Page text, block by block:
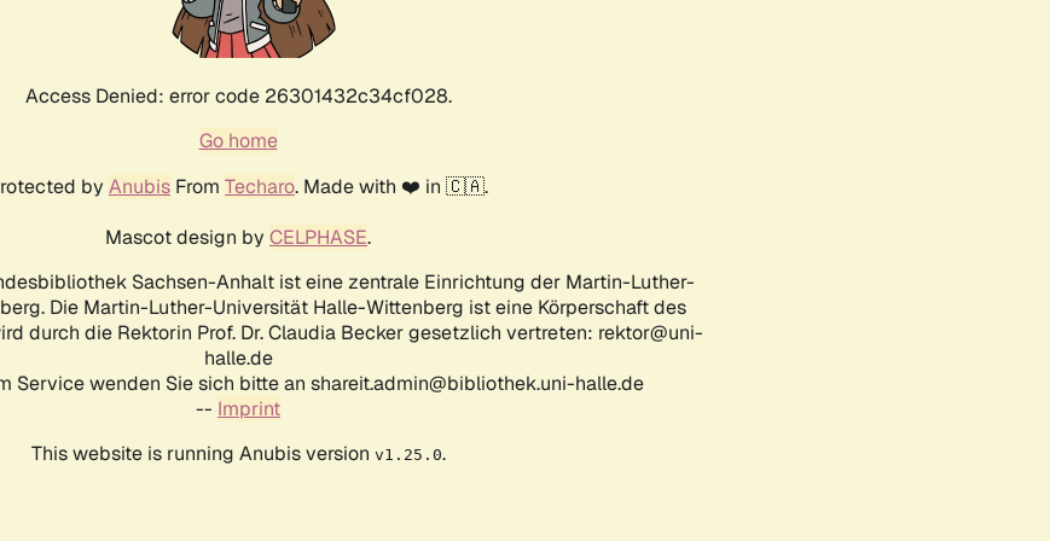
Access Denied: error code 26301432c34cf028.
Go home
by Anubis From Techaro. Made with ❤️ in 🇨🇦.
Mascot design by CELPHASE.
Sachsen-Anhalt ist eine zentrale Einrichtung der Martin-Luther-
Die Martin-Luther-Universität Halle-Wittenberg ist eine Körperschaft des
durch die Rektorin Prof. Dr. Claudia Becker gesetzlich vertreten: rektor@uni-
halle.de
Service wenden Sie sich bitte an shareit.admin@bibliothek.uni-halle.de
-- Imprint
This website is running Anubis version v1.25.0.